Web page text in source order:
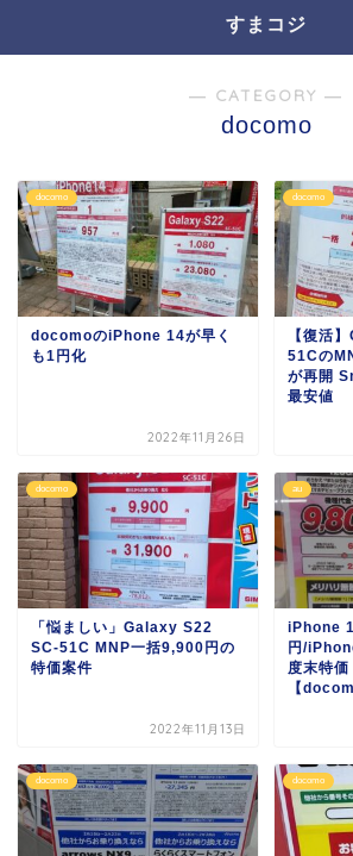
すまコジ
― CATEGORY ―
docomo
docomo
docomoのiPhone 14が早く
も1円化
2022年11月26日
docomo
【復活
51Cの
が再開
最安値
docomo
「悩ましい」Galaxy S22
SC-51C MNP一括9,900円の
特価案件
2022年11月13日
au
iPhone
円/
度末特価
【
docomo docomo